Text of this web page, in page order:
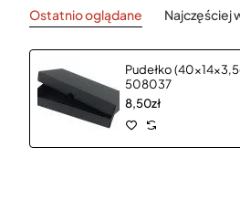
Ostatnio oglądane Najczęściej
Pudełko
508037
8,50zł